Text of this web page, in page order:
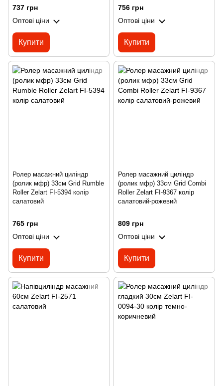
737 грн
Оптові ціни
Купити
756 грн
Оптові ціни
Купити
Ролер масажний циліндр
(ролик мфр) 33см Grid Rumble
Roller Zelart FI-5394 колір
салатовий
765 грн
Оптові ціни
Купити
Ролер масажний циліндр
(ролик мфр) 33см Grid Combi
Roller Zelart FI-9367 колір
салатовий-рожевий
809 грн
Оптові ціни
Купити